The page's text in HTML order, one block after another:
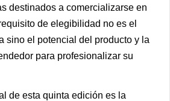
destinados a comercializarse en
de elegibilidad no es el
sino el potencial del producto y la
para profesionalizar su
de esta quinta edición es la